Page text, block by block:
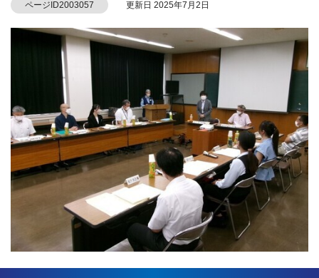
ページID2003057 更新日 2025年7月2日